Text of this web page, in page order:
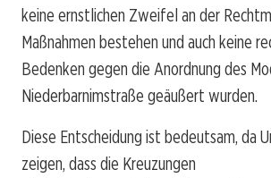
keine ernstlichen Zweifel an der
Maßnahmen bestehen und auch keine
Bedenken gegen die Anordnung des
Niederbarnimstraße geäußert wurden.
Diese Entscheidung ist bedeutsam, da
zeigen, dass die Kreuzungen